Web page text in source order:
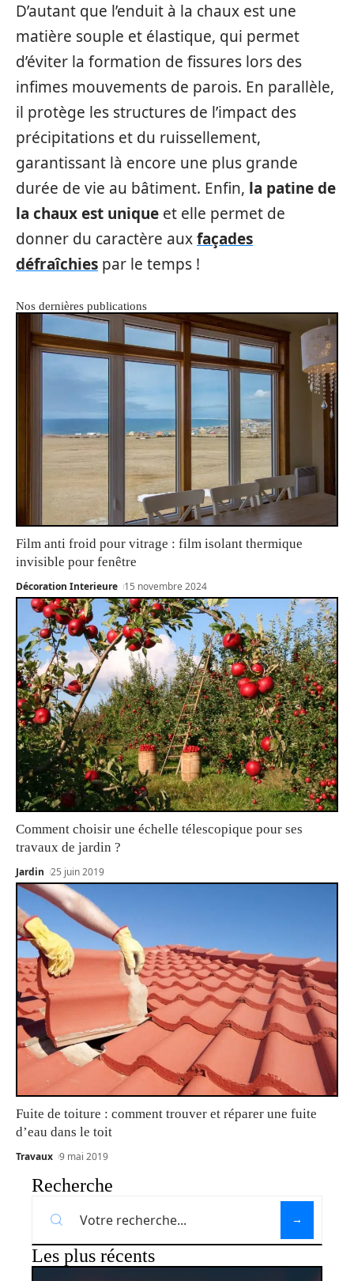
D’autant que l’enduit à la chaux est une
matière souple et élastique, qui permet
d’éviter la formation de fissures lors des
infimes mouvements de parois. En parallèle,
il protège les structures de l’impact des
précipitations et du ruissellement,
garantissant là encore une plus grande
durée de vie au bâtiment. Enfin, la patine de
la chaux est unique et elle permet de
donner du caractère auxfaçades
défraîchies par le temps !
Nos dernières publications
Film anti froid pour vitrage : film isolant thermique
invisible pour fenêtre
Décoration Interieure 15 novembre 2024
Comment choisir une échelle télescopique pour ses
travaux de jardin ?
Jardin 25 juin 2019
Fuite de toiture : comment trouver et réparer une fuite
d’eau dans le toit
Travaux 9 mai 2019
Recherche
Les plus récents